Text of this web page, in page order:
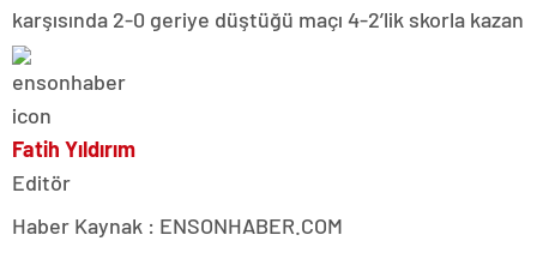
karşısında 2-0 geriye düştüğü maçı 4-2’lik skorla kazan
Fatih Yıldırım
Editör
Haber Kaynak : ENSONHABER.COM